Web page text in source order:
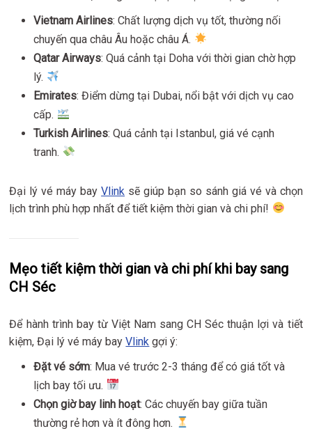
Vietnam Airlines: Chất lượng dịch vụ tốt, thường nối
chuyến qua châu Âu hoặc châu Á.
Qatar Airways: Quá cảnh tại Doha với thời gian chờ hợp
lý.
Emirates: Điểm dừng tại Dubai, nổi bật với dịch vụ cao
cấp.
Turkish Airlines: Quá cảnh tại Istanbul, giá vé cạnh
tranh.
Đại lý vé máy bayVlink sẽ giúp bạn so sánh giá vé và chọn
lịch trình phù hợp nhất để tiết kiệm thời gian và chi phí!
Mẹo tiết kiệm thời gian và chi phí khi bay sang
CH Séc
Để hành trình bay từ Việt Nam sang CH Séc thuận lợi và tiết
kiệm, Đại lý vé máy bayVlink gợi ý:
Đặt vé sớm: Mua vé trước 2-3 tháng để có giá tốt và
lịch bay tối ưu.
Chọn giờ bay linh hoạt: Các chuyến bay giữa tuần
thường rẻ hơn và ít đông hơn.